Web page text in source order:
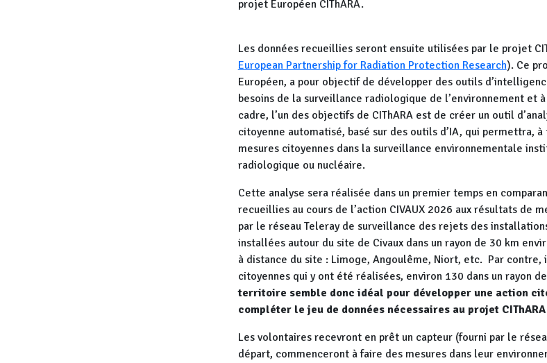
projet Européen CIThARA.
Les données recueillies seront ensuite utilisées par le projet
European Partnership for Radiation Protection Research). Ce
Européen, a pour objectif de développer des outils
besoins de la surveillance radiologique de l’environnement et
cadre, l’un des objectifs de CIThARA est de créer un outil
citoyenne automatisé, basé sur des outils d’IA, qui permettra,
mesures citoyennes dans la surveillance environnementale
radiologique ou nucléaire.
Cette analyse sera réalisée dans un premier temps en
recueillies au cours de l’action CIVAUX 2026 aux résultats de
par le réseau Teleray de surveillance des rejets des
installées autour du site de Civaux dans un rayon de 30 km
à distance du site : Limoge, Angoulême, Niort, etc. Par contre,
citoyennes qui y ont été réalisées, environ 130 dans un rayon
territoire semble donc idéal pour développer une action
compléter le jeu de données nécessaires au projet
Les volontaires recevront en prêt un capteur (fourni par le
départ, commenceront à faire des mesures dans leur